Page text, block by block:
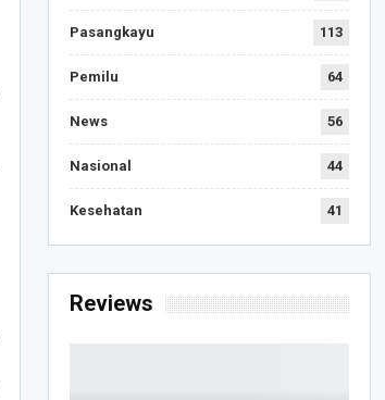
Pasangkayu 113
Pemilu 64
News 56
Nasional 44
Kesehatan 41
Reviews